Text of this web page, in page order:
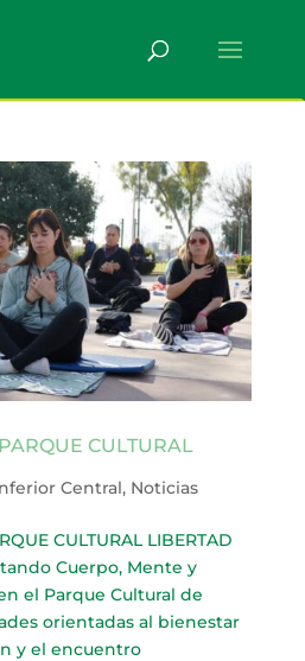
CULTURAL
Central, Noticias
CULTURAL LIBERTAD
Cuerpo, Mente y
el Parque Cultural de
orientadas al bienestar
y el encuentro